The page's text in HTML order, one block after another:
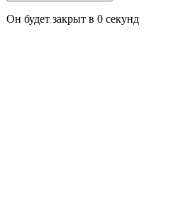
Он будет закрыт в 0 секунд